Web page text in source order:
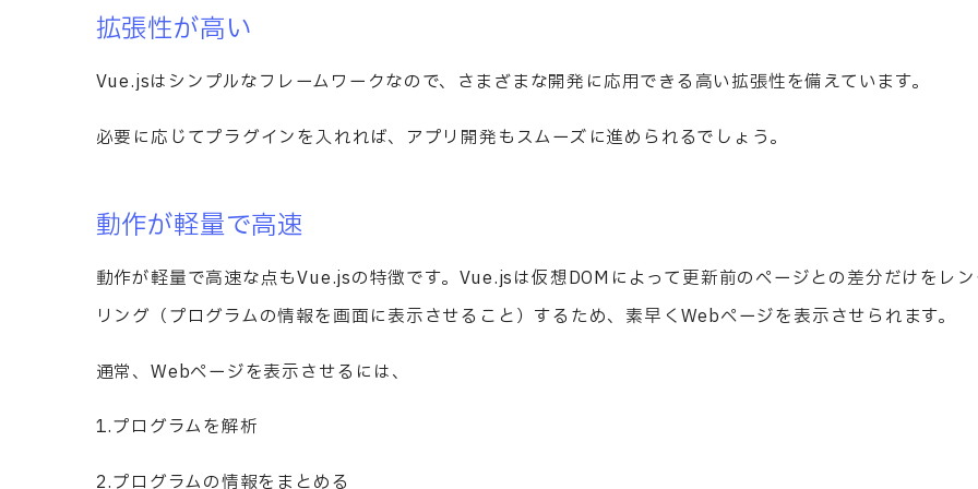
拡張性が高い
Vue.jsはシンプルなフレームワークなので、さまざまな開発に応用できる高い拡張性を備えています。
必要に応じてプラグインを入れれば、アプリ開発もスムーズに進められるでしょう。
動作が軽量で高速
動作が軽量で高速な点もVue.jsの特徴です。Vue.jsは仮想DOMによって更新前のページとの差分だけをレ
リング（プログラムの情報を画面に表示させること）するため、素早くWebページを表示させられます。
通常、Webページを表示させるには、
1.プログラムを解析
2.プログラムの情報をまとめる